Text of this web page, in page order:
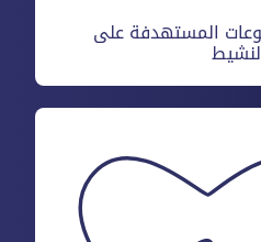
المستهدفة على